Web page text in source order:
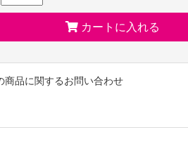
メープルシロップでお好みの味わいにアレン
状のアメのパリパリ食感と年輪のないバウム
お楽しみください。
だったバウムクーヘンと合わせたらどうな
カートに入れる
商品に関するお問い合わせ